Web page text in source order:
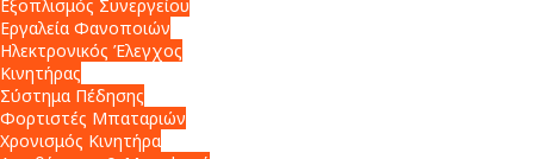
Εξοπλισμός Συνεργείου
Εργαλεία Φανοποιών
Ηλεκτρονικός Έλεγχος
Κινητήρας
Σύστημα Πέδησης
Φορτιστές Μπαταριών
Χρονισμός Κινητήρα